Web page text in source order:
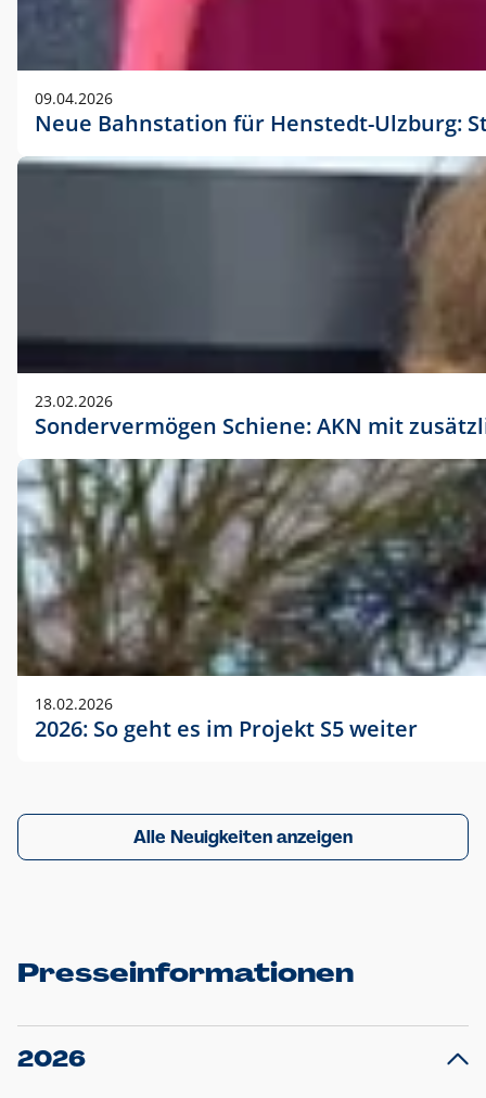
09.04.2026
Neue Bahnstation für Henstedt-Ulzburg:
23.02.2026
Sondervermögen Schiene: AKN mit
18.02.2026
2026: So geht es im Projekt S5 weiter
Alle Neuigkeiten anzeigen
Presseinformationen
2026